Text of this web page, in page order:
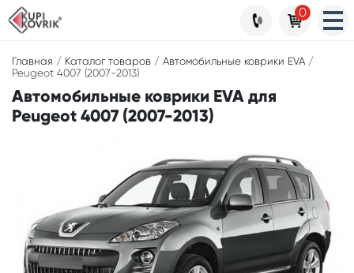
Главная / Каталог товаров / Автомобильные коврики EVA /
Peugeot 4007 (2007-2013)
Автомобильные коврики EVA для
Peugeot 4007 (2007-2013)
0